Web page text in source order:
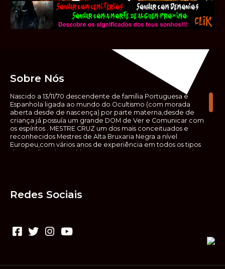
Sobre Nós
Nascido a 13/11/70 descendente de família Portuguesa e
Espanhola ligada ao mundo do Ocultismo (com morada
aberta desde de nascença) por parte materna,desde de
criança já possuía um grande DOM de Ver e Comunicar com
os espíritos . MESTRE CRUZ um dos mais conceituados e
reconhecidos Mestres de Alta Bruxaria Negra a nível
Europeu,com vários anos de experiência em todos os tipos
de trabalhos de Ocultismo. Escreveu os seus saberes ocultos
não o faça sem precauções e sem possuir a devida
poderão causar danos. Consultai por isso sempre um
(médium) conhecedor, quando se trata de fazer trabalhos
Redes Sociais